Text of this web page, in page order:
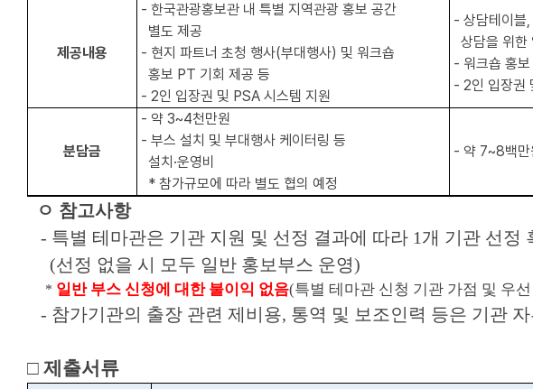
제공내용
- 한국관광홍보관 내 특별 지역관광 홍보 공간
별도 제공
- 현지 파트너 초청 행사(부대행사) 및 워크숍
홍보 PT 기회 제공 등
- 2인 입장권 및 PSA 시스템 지원
- 상담테이블
상담을 위한
- 워크숍 홍
- 2인 입장권
분담금
- 약 3~4천만원
- 부스 설치 및 부대행사 케이터링 등
설치·운영비
* 참가규모에 따라 별도 협의 예정
- 약 7~8백만
ㅇ 참고사항
- 특별 테마관은 기관 지원 및 선정 결과에 따라 1개 기관 선정
(선정 없을 시 모두 일반 홍보부스 운영)
* 일반 부스 신청에 대한 불이익 없음(특별 테마관 신청 기관 가점 및 우
- 참가기관의 출장 관련 제비용, 통역 및 보조인력 등은 기관
□ 제출서류